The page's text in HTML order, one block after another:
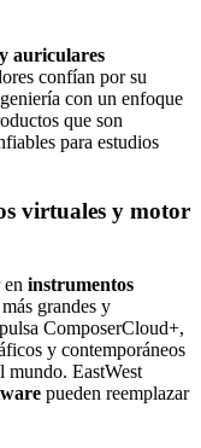
auriculares
confían por su
con un enfoque
que son
para estudios
virtuales y motor
en instrumentos
grandes y
ComposerCloud+,
y contemporáneos
mundo. EastWest
pueden reemplazar